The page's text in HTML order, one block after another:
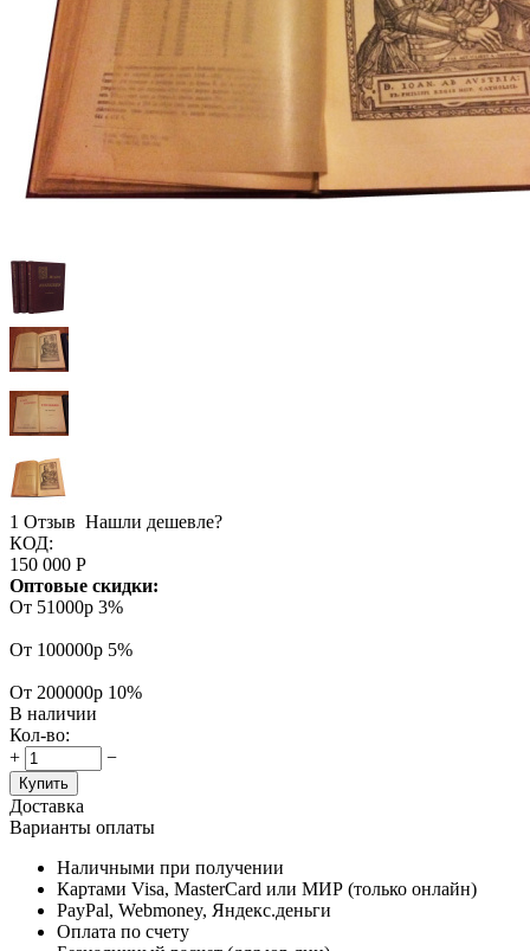
1 Отзыв Нашли дешевле?
КОД:
150 000 Р
Оптовые скидки:
От 51000р 3%
От 100000р 5%
От 200000р 10%
В наличии
Кол-во:
+
−
Купить
Доставка
Варианты оплаты
Наличными при получении
Картами Visa, MasterCard или МИР (только онлайн)
PayPal, Webmoney, Яндекс.деньги
Оплата по счету